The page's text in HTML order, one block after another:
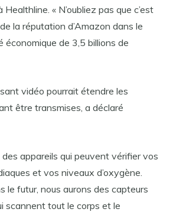
« N’oubliez pas que c’est
la réputation d’Amazon dans le
économique de 3,5 billions de
vidéo pourrait étendre les
être transmises, a déclaré
appareils qui peuvent vérifier vos
et vos niveaux d’oxygène.
le futur, nous aurons des capteurs
scannent tout le corps et le